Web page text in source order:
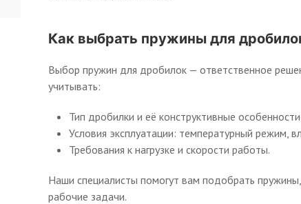
Как выбрать пружины для
Выбор пружин для дробилок — ответственное
учитывать:
Тип дробилки и её конструктивные
Условия эксплуатации: температурный режим,
Требования к нагрузке и скорости работы.
Наши специалисты помогут вам подобрать
рабочие задачи.